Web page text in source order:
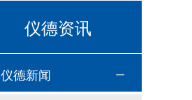
仪德资讯
仪德新闻